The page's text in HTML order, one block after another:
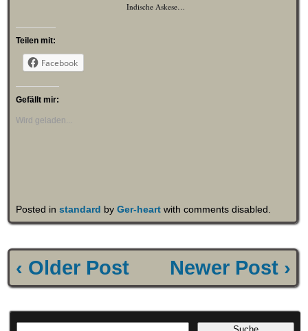
Indische Askese…
Teilen mit:
Facebook
Gefällt mir:
Wird geladen...
Posted in standard by Ger-heartwith comments disabled
‹ Older Post Newer Post ›